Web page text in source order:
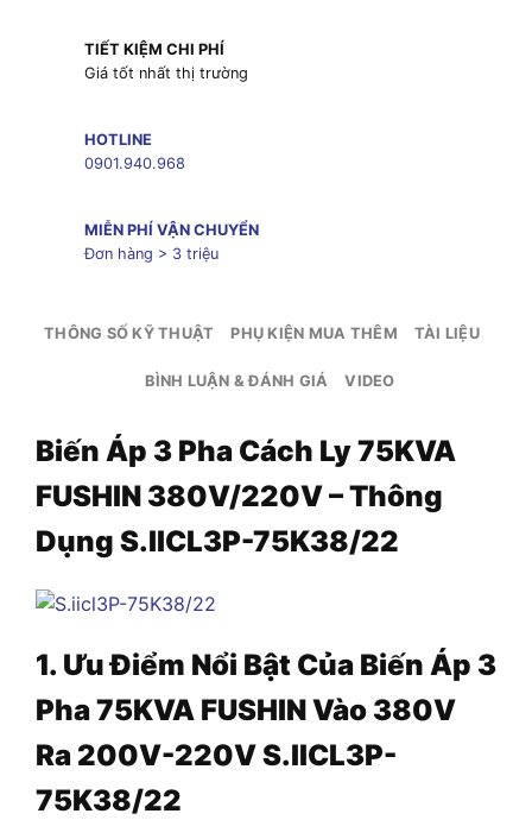
TIẾT KIỆM CHI PHÍ
Giá tốt nhất thị trường
HOTLINE
0901.940.968
MIỄN PHÍ VẬN CHUYỂN
Đơn hàng > 3 triệu
THÔNG SỐ KỸ THUẬT PHỤ KIỆN MUA THÊM TÀI LIỆU
BÌNH LUẬN & ĐÁNH GIÁ VIDEO
Biến Áp 3 Pha Cách Ly 75KVA
FUSHIN 380V/220V – Thông
Dụng S.IICL3P-75K38/22
1. Ưu Điểm Nổi Bật Của Biến Áp 3
Pha 75KVA FUSHIN Vào 380V
Ra 200V-220V S.IICL3P-
75K38/22